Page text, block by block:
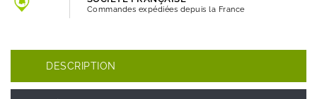
Commandes expédiées depuis la France
DESCRIPTION